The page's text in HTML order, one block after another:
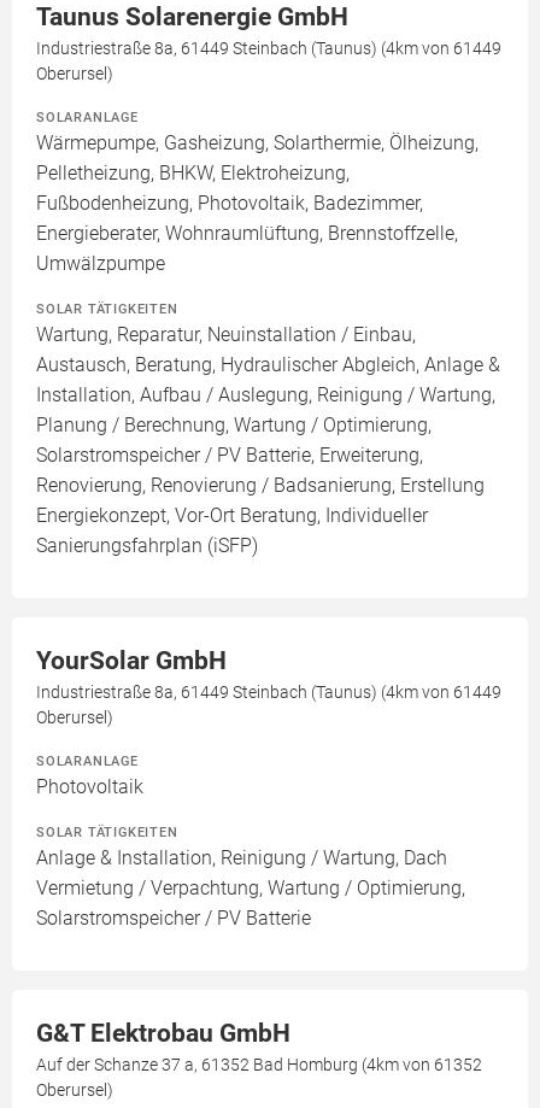
Taunus Solarenergie GmbH
Industriestraße 8a, 61449 Steinbach (Taunus) (4km von 61449
Oberursel)
SOLARANLAGE
Wärmepumpe, Gasheizung, Solarthermie, Ölheizung,
Pelletheizung, BHKW, Elektroheizung,
Fußbodenheizung, Photovoltaik, Badezimmer,
Energieberater, Wohnraumlüftung, Brennstoffzelle,
Umwälzpumpe
SOLAR TÄTIGKEITEN
Wartung, Reparatur, Neuinstallation / Einbau,
Austausch, Beratung, Hydraulischer Abgleich, Anlage &
Installation, Aufbau / Auslegung, Reinigung / Wartung,
Planung / Berechnung, Wartung / Optimierung,
Solarstromspeicher / PV Batterie, Erweiterung,
Renovierung, Renovierung / Badsanierung, Erstellung
Energiekonzept, Vor-Ort Beratung, Individueller
Sanierungsfahrplan (iSFP)
YourSolar GmbH
Industriestraße 8a, 61449 Steinbach (Taunus) (4km von 61449
Oberursel)
SOLARANLAGE
Photovoltaik
SOLAR TÄTIGKEITEN
Anlage & Installation, Reinigung / Wartung, Dach
Vermietung / Verpachtung, Wartung / Optimierung,
Solarstromspeicher / PV Batterie
G&T Elektrobau GmbH
Auf der Schanze 37 a, 61352 Bad Homburg (4km von 61352
Oberursel)